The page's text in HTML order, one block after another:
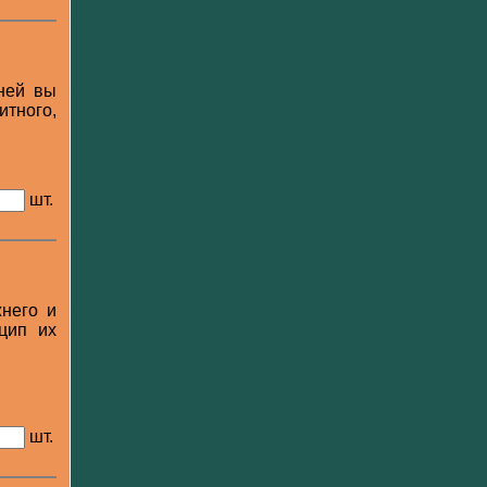
вы
шт.
и
их
шт.